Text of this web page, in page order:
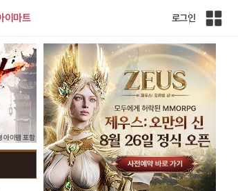
이마트 로그인
인
체
사